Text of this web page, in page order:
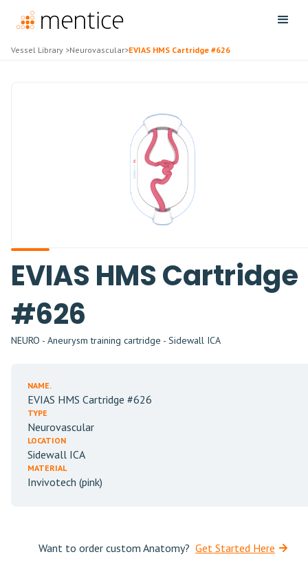
Vessel Library >Neurovascular>EVIAS HMS Cartridge #626
EVIAS HMS Cartridge
#626
NEURO - Aneurysm training cartridge - Sidewall ICA
NAME.
EVIAS HMS Cartridge #626
TYPE
Neurovascular
LOCATION
Sidewall ICA
MATERIAL
Invivotech (pink)
Want to order custom Anatomy? Get Started Here